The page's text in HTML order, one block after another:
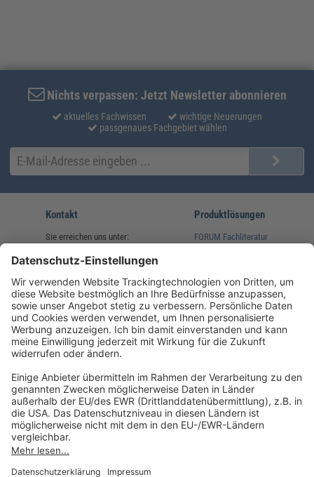
Nichts verpassen: Jetzt Newsletter abonnieren
aktuelles Fachwissen
wichtige Neuerungen
passgenaues Fachgebiet wählen
Kontakt
Sie erreichen uns unter:
(08233) 38 11 23
service@forum-verlag.com
Mo-Do 07:30 - 17:00 Uhr
Fr 07:30 - 15:00 Uhr
Produktlösungen
FORUM Fachliteratur
Folgen Sie uns
Impressum
Datenschutz